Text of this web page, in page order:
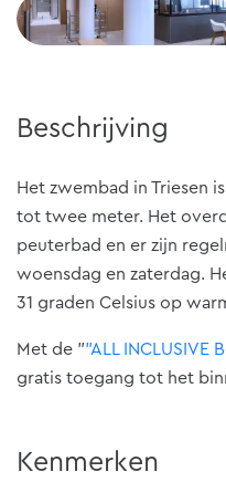
Beschrijving
Het zwembad in Triesen
tot twee meter. Het
peuterbad en er zijn
woensdag en zaterdag.
31 graden Celsius op
Met de ""ALL INCLUSIVE
gratis toegang tot het
Kenmerken